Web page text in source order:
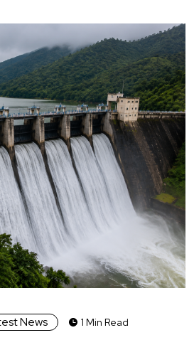
News 1 Min Read